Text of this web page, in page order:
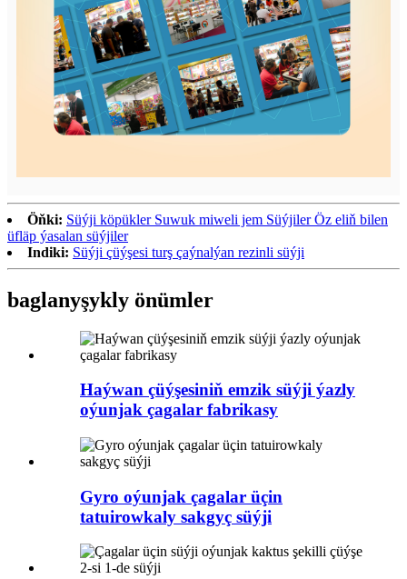
Öňki: Süýji köpükler Suwuk miweli jem Süýjiler Öz eliň bilen
üfläp ýasalan süýjiler
Indiki: Süýji çüýşesi turş çaýnalýan rezinli süýji
baglanyşykly önümler
Haýwan çüýşesiniň emzik süýji ýazly
oýunjak çagalar fabrikasy
Gyro oýunjak çagalar üçin
tatuirowkaly sakgyç süýji